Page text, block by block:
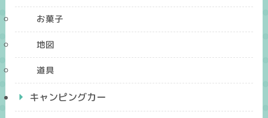
お菓子
地図
道具
キャンピングカー